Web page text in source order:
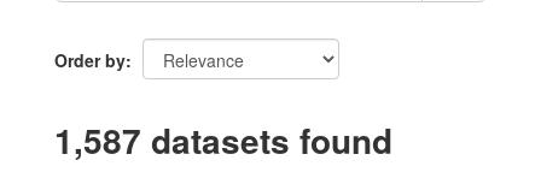
Order by
1,587 datasets found